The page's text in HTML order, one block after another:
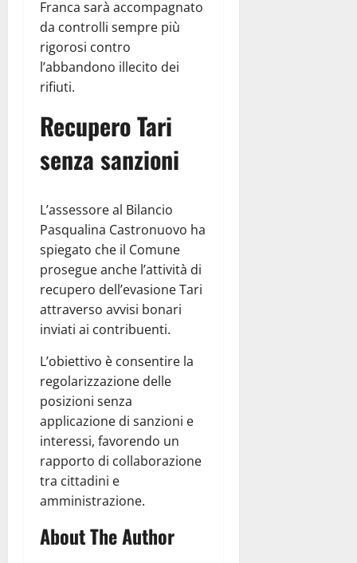
Franca sarà accompagnato
da controlli sempre più
rigorosi contro
l’abbandono illecito dei
rifiuti.
Recupero Tari
senza sanzioni
L’assessore al Bilancio
Pasqualina Castronuovo ha
spiegato che il Comune
prosegue anche l’attività di
recupero dell’evasione Tari
attraverso avvisi bonari
inviati ai contribuenti.
L’obiettivo è consentire la
regolarizzazione delle
posizioni senza
applicazione di sanzioni e
interessi, favorendo un
rapporto di collaborazione
tra cittadini e
amministrazione.
About The Author